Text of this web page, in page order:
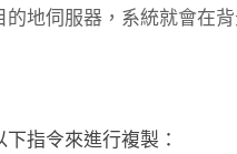
地伺服器，系統就會在背
指令來進行複製：